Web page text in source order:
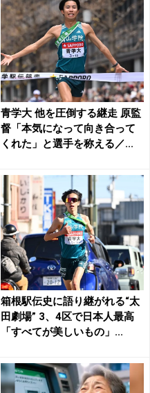
青学大 他を圧倒する継走 原監
督「本気になって向き合って
くれた」と選手を称える／...
箱根駅伝史に語り継がれる“太
田劇場” 3、4区で日本人最高
「すべてが美しいもの」...